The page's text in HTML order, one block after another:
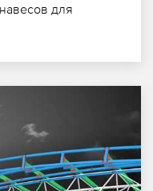
для